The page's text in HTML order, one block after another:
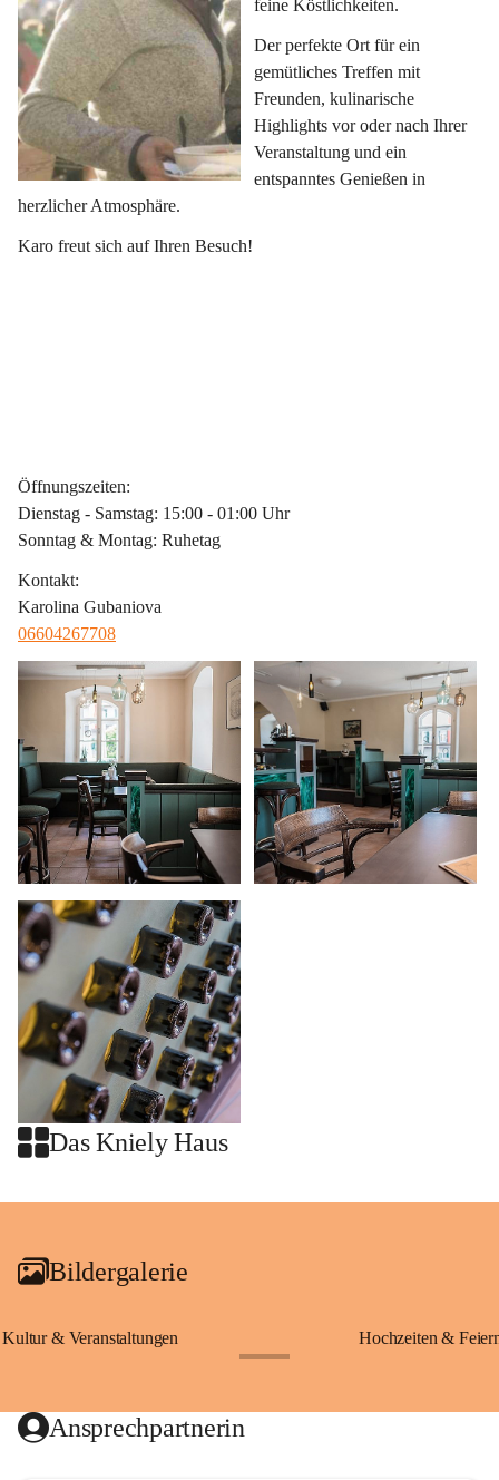
feine Köstlichkeiten.
Der perfekte Ort für ein
gemütliches Treffen mit
Freunden, kulinarische
Highlights vor oder nach Ihrer
Veranstaltung und ein
entspanntes Genießen in
herzlicher Atmosphäre.
Karo freut sich auf Ihren Besuch!
Öffnungszeiten:
Dienstag - Samstag: 15:00 - 01:00 Uhr
Sonntag & Montag: Ruhetag
Kontakt:
Karolina Gubaniova
06604267708
Das Kniely Haus
+2
Bildergalerie
Kultur & Veranstaltungen Hochzeiten &
Ansprechpartnerin